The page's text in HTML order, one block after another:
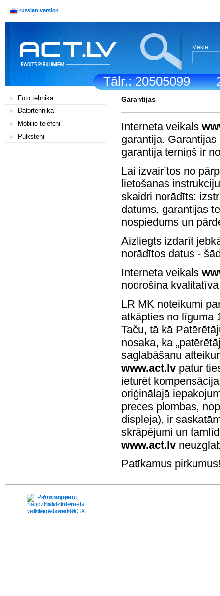
Tālr.: 20505099
russian version
Meklēt:
Foto tehnika
Datortehnika
Mobilie telefoni
Pulksteņi
Garantijas
Interneta veikals
garantija.
garantija terniņš ir
Lai izvairītos no
lietošanas
skaidri norādīts:
datums, garantijas
nospiedums un
Aizliegts izdarīt
norādītos datus -
Interneta veikals
nodrošina
LR MK noteikumi
atkāpties no līguma
Taču, tā kā
nosaka, ka
saglabāšanu
www.act.lv patur
ieturēt
oriģinālajā
preces plombas,
displeja), ir
skrāpējumi un
www.act.lv
Patīkamus
Pirms nopērc,
Salidzini.lv - Interneta
veikali, Kuponi, OCTA